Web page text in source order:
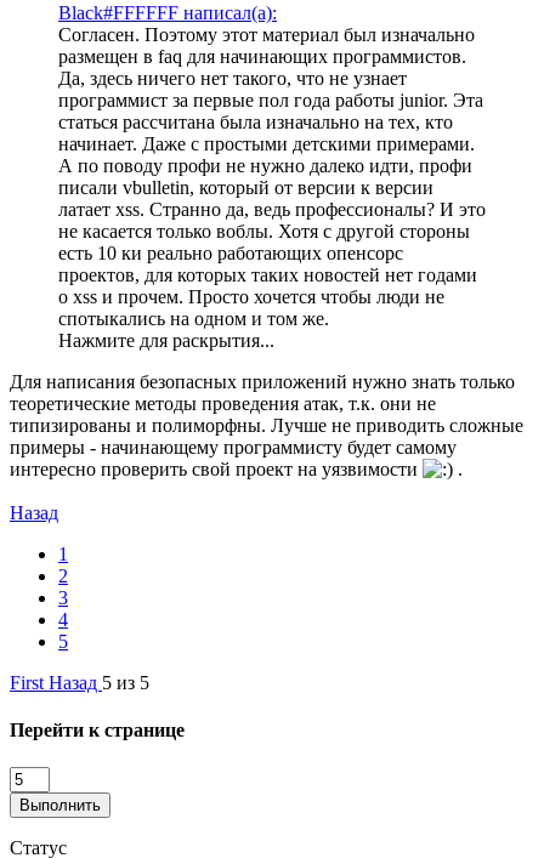
Black#FFFFFF написал(а):
Согласен. Поэтому этот материал был изначально
размещен в faq для начинающих программистов.
Да, здесь ничего нет такого, что не узнает
программист за первые пол года работы junior. Эта
статься рассчитана была изначально на тех, кто
начинает. Даже с простыми детскими примерами.
А по поводу профи не нужно далеко идти, профи
писали vbulletin, который от версии к версии
латает xss. Странно да, ведь профессионалы? И это
не касается только воблы. Хотя с другой стороны
есть 10 ки реально работающих опенсорс
проектов, для которых таких новостей нет годами
о xss и прочем. Просто хочется чтобы люди не
спотыкались на одном и том же.
Нажмите для раскрытия...
Для написания безопасных приложений нужно знать только
теоретические методы проведения атак, т.к. они не
типизированы и полиморфны. Лучше не приводить сложные
примеры - начинающему программисту будет самому
интересно проверить свой проект на уязвимости
.
Назад
1
2
3
4
5
First Назад 5 из 5
Перейти к странице
Выполнить
Статус